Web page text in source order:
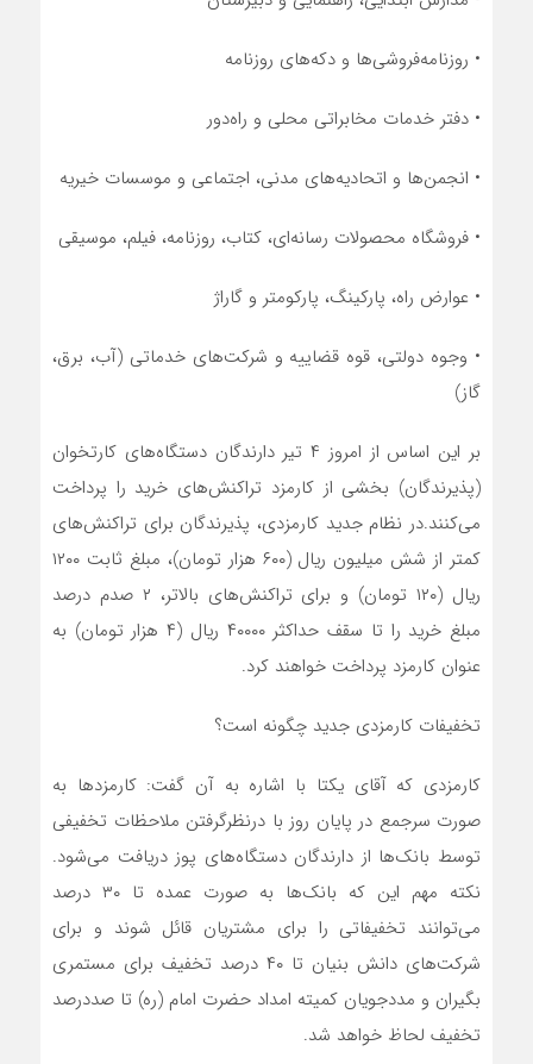
• روزنامه‌فروشی‌ها و دکه‌های روزنامه
• دفتر خدمات مخابراتی محلی و راه‌دور
• انجمن‌ها و اتحادیه‌های مدنی، اجتماعی و موسسات خیریه
• فروشگاه محصولات رسانه‌ای، کتاب، روزنامه، فیلم، موسیقی
• عوارض راه، پارکینگ، پارکومتر و گاراژ
• وجوه دولتی، قوه قضاییه و شرکت‌های خدماتی (آب، برق،
گاز)
بر این اساس از امروز ۴ تیر دارندگان دستگاه‌های کارتخوان
(پذیرندگان) بخشی از کارمزد تراکنش‌های خرید را پرداخت
می‌کنند.در نظام جدید کارمزدی، پذیرندگان برای تراکنش‌های
کمتر از شش میلیون ریال (۶۰۰ هزار تومان)، مبلغ ثابت ۱۲۰۰
ریال (۱۲۰ تومان) و برای تراکنش‌های بالاتر، ۲ صدم درصد
مبلغ خرید را تا سقف حداکثر ۴۰۰۰۰ ریال (۴ هزار تومان) به
عنوان کارمزد پرداخت خواهند کرد.
تخفیفات کارمزدی جدید چگونه است؟
کارمزدی که آقای یکتا با اشاره به آن گفت: کارمزد‌ها به
صورت سرجمع در پایان روز با درنظرگرفتن ملاحظات تخفیفی
توسط بانک‌ها از دارندگان دستگاه‌های پوز دریافت می‌شود.
نکته مهم این که بانک‌ها به صورت عمده تا ۳۰ درصد
می‌توانند تخفیفاتی را برای مشتریان قائل شوند و برای
شرکت‌های دانش بنیان تا ۴۰ درصد تخفیف برای مستمری
بگیران و مددجویان کمیته امداد حضرت امام (ره) تا صددرصد
تخفیف لحاظ خواهد شد.